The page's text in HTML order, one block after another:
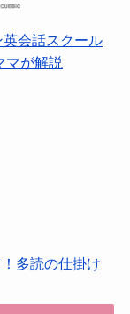
英会話スクール
マが解説
多読の仕掛け